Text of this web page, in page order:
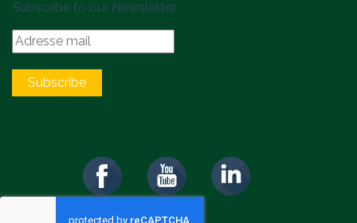
Subscribe to our Newsletter
Subscribe